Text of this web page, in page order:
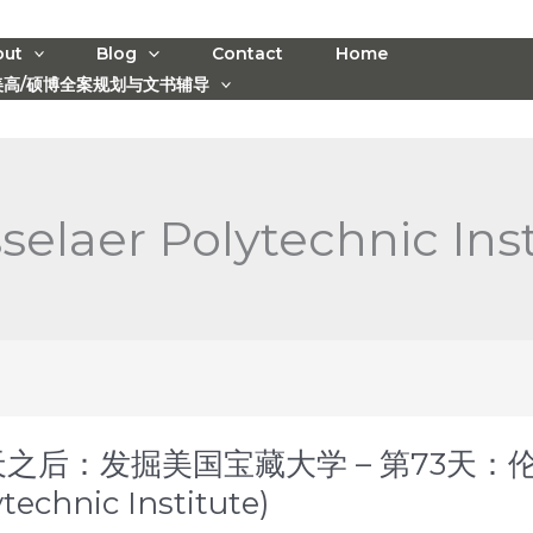
Blog Contact
Home
/硕博全案规划与文书辅导
Polytechnic
后：发掘美国宝藏大学 – 第73天：
Institute)